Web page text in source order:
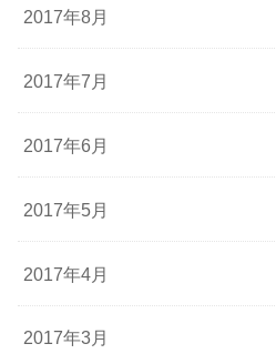
2017年8月
2017年7月
2017年6月
2017年5月
2017年4月
2017年3月